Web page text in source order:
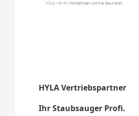
HYLA Vertriebspartner
Ihr Staubsauger Profi.